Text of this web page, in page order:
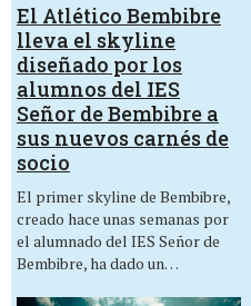
El Atlético Bembibre
lleva el skyline
diseñado por los
alumnos del IES
Señor de Bembibre a
sus nuevos carnés de
socio
El primer skyline de Bembibre,
creado hace unas semanas por
el alumnado del IES Señor de
Bembibre, ha dado un…